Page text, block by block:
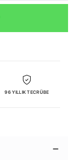
96 YILLIK TECRÜBE